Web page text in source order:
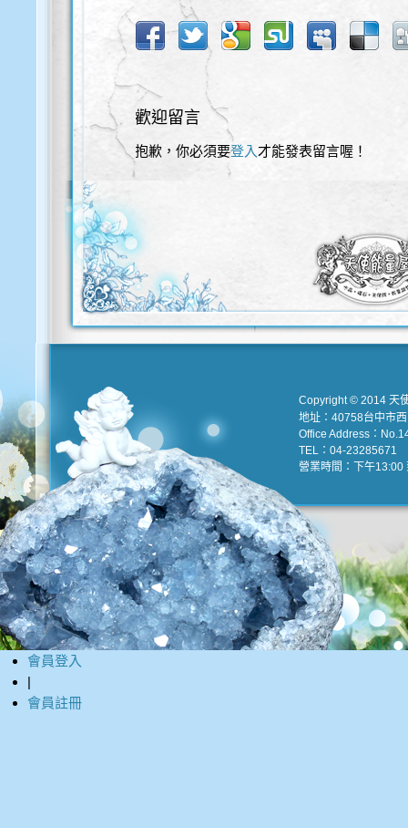
歡迎留言
抱歉，你必須要登入 才能發表留言喔！
Copyright © 2014 天
地址：40758台中市
Office Address：
TEL：04-23285671
營業時間：下午13:00
會員登入
|
會員註冊